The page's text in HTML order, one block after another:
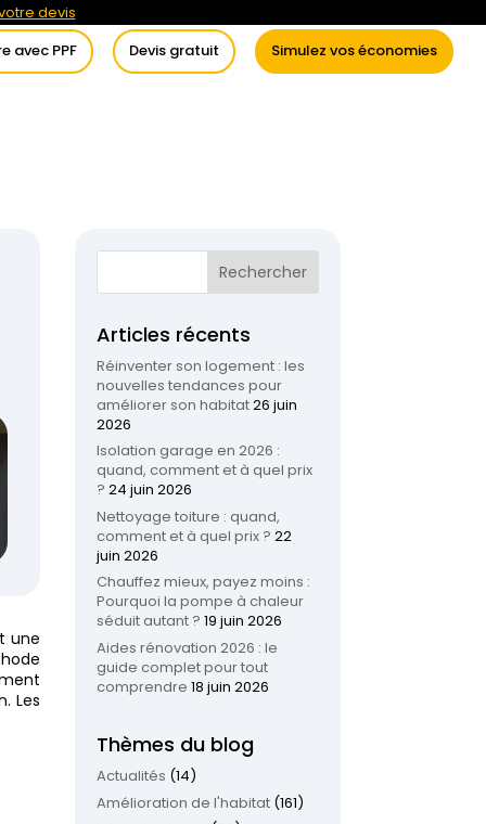
devis
avec PPF Devis gratuit Simulez vos économies
de l’eau Conseils
une
Les
Articles récents
Réinventer son logement : les
nouvelles tendances pour
améliorer son habitat26 juin
2026
Isolation garage en 2026 :
quand, comment et à quel prix
? 24 juin 2026
Nettoyage toiture : quand,
comment et à quel prix ? 22
juin 2026
Chauffez mieux, payez moins :
Pourquoi la pompe à chaleur
séduit autant ? 19 juin 2026
Aides rénovation 2026 : le
guide complet pour tout
comprendre 18 juin 2026
Thèmes du blog
Actualités (14)
Amélioration de l'habitat(161)